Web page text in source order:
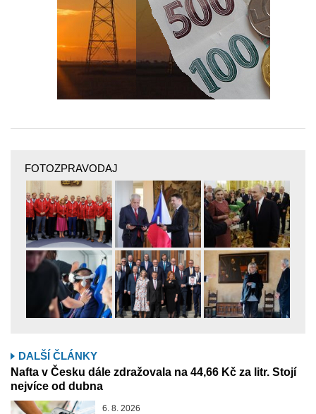
FOTOZPRAVODAJ
DALŠÍ ČLÁNKY
Nafta v Česku dále zdražovala na 44,66 Kč za litr. Stojí
nejvíce od dubna
6. 8. 2026